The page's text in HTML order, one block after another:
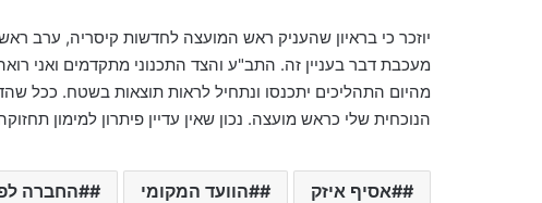
יוזכר כי בראיון שהעניק ראש המועצה לחדשות קיסריה, ערב
מעכבת דבר בעניין זה. התב"ע והצד התכנוני מתקדמים ואני
מהיום התהליכים יתכנסו ונתחיל לראות תוצאות בשטח. ככל
הנוכחית שלי כראש מועצה. נכון שאין עדיין פיתרון למימון
#אסיף איזק #הוועד המקומי #החברה